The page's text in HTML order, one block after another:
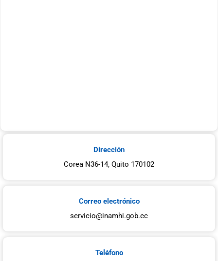
Dirección
Corea N36-14, Quito 170102
Correo electrónico
servicio@inamhi.gob.ec
Teléfono